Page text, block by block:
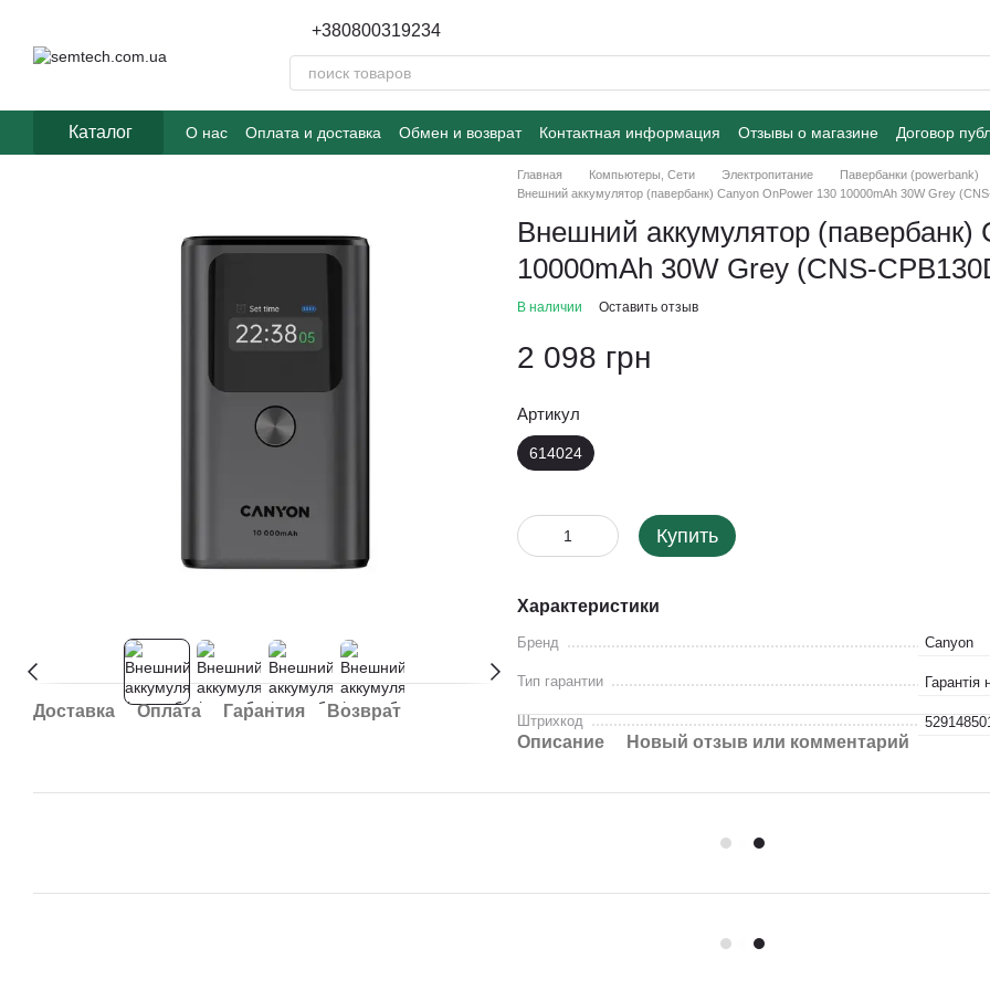
+380800319234
Каталог О нас Оплата и доставка Обмен и возврат Контактная информация Отзывы о магазине Договор
Доставка Оплата Гарантия Возврат
Главная Компьютеры, Сети Электропитание Павербанки (powerbank)
Внешний аккумулятор (павербанк) Canyon OnPower 130 10000mAh 30W Grey
Внешний аккумулятор (павербанк)
10000mAh 30W Grey (CNS-
В наличии Оставить отзыв
2 098 грн
Артикул
614024
Купить
Характеристики
Бренд Canyon
Тип гарантии Гарантія
Штрихкод
Описание Новый отзыв или комментарий